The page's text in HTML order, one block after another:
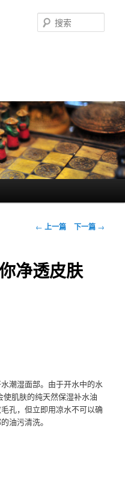
索
文
航
← 上一篇 下一篇 →
净透皮肤
潮湿面部。由于开水中的水
肌肤的纯天然保湿补水油
孔，但立即用凉水不可以确
油污清洗。